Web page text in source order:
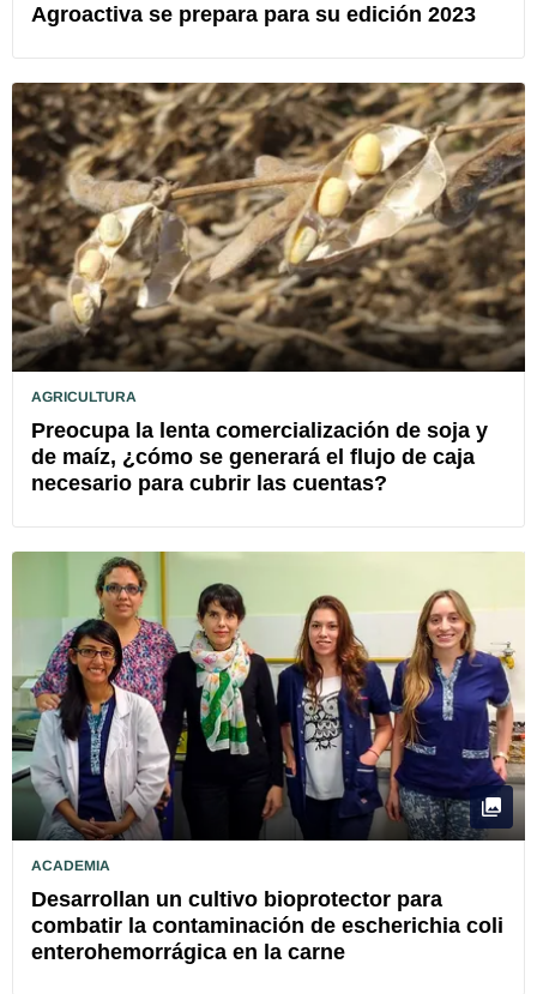
Agroactiva se prepara para su edición 2023
AGRICULTURA
Preocupa la lenta comercialización de soja y
de maíz, ¿cómo se generará el flujo de caja
necesario para cubrir las cuentas?
ACADEMIA
Desarrollan un cultivo bioprotector para
combatir la contaminación de escherichia coli
enterohemorrágica en la carne